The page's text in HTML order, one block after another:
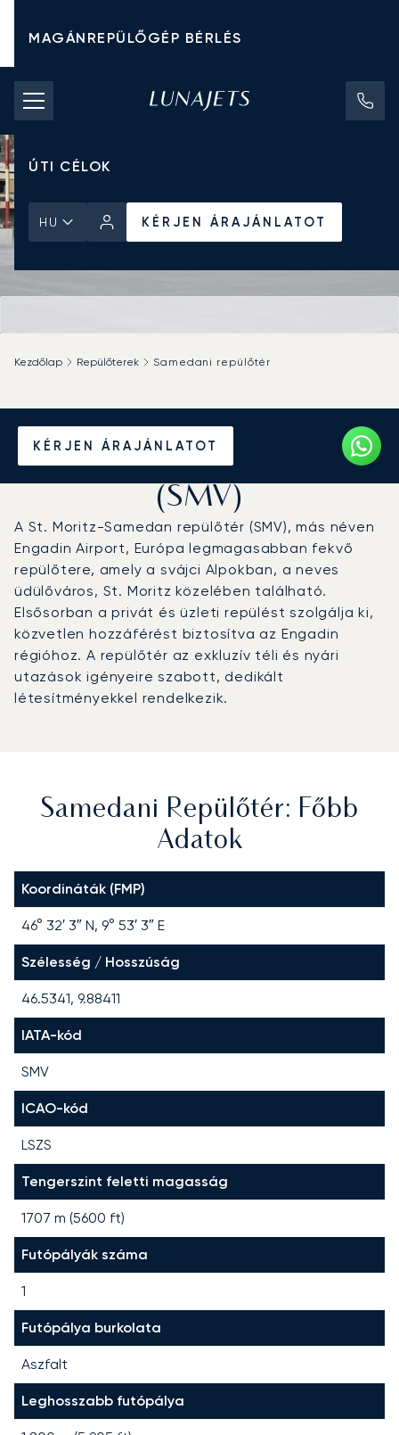
MAGÁNREPÜLŐGÉP BÉRLÉS
CHARTER ÁRAK
MAGÁNREPÜLŐGÉPEK
ÚTI CÉLOK
HU KÉRJEN ÁRAJÁNLATOT
KÉRJEN ÁRAJÁNLATOT
Kezdőlap Repülőterek Samedani repülőtér
Magánrepülőgép bérlése a
Samedani repülőtérre
(SMV)
A St. Moritz-Samedan repülőtér (SMV), más néven
Engadin Airport, Európa legmagasabban fekvő
repülőtere, amely a svájci Alpokban, a neves
üdülőváros, St. Moritz közelében található.
Elsősorban a privát és üzleti repülést szolgálja ki,
közvetlen hozzáférést biztosítva az Engadin
régióhoz. A repülőtér az exkluzív téli és nyári
utazások igényeire szabott, dedikált
létesítményekkel rendelkezik.
Samedani Repülőtér: Főbb
Adatok
Koordináták (FMP)
46° 32′ 3″ N, 9° 53′ 3″ E
Szélesség / Hosszúság
46.5341, 9.88411
IATA-kód
SMV
ICAO-kód
LSZS
Tengerszint feletti magasság
1707 m (5600 ft)
Futópályák száma
1
Futópálya burkolata
Aszfalt
Leghosszabb futópálya